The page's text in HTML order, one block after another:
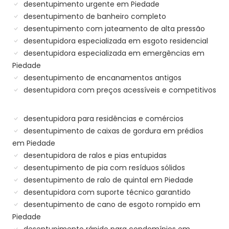
desentupimento urgente em Piedade
desentupimento de banheiro completo
desentupimento com jateamento de alta pressão
desentupidora especializada em esgoto residencial
desentupidora especializada em emergências em
Piedade
desentupimento de encanamentos antigos
desentupidora com preços acessíveis e competitivos
desentupidora para residências e comércios
desentupimento de caixas de gordura em prédios
em Piedade
desentupidora de ralos e pias entupidas
desentupimento de pia com resíduos sólidos
desentupimento de ralo de quintal em Piedade
desentupidora com suporte técnico garantido
desentupimento de cano de esgoto rompido em
Piedade